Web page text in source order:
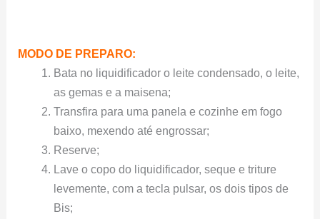
MODO DE PREPARO:
Bata no liquidificador o leite condensado, o leite,
as gemas e a maisena;
Transfira para uma panela e cozinhe em fogo
baixo, mexendo até engrossar;
Reserve;
Lave o copo do liquidificador, seque e triture
levemente, com a tecla pulsar, os dois tipos de
Bis;